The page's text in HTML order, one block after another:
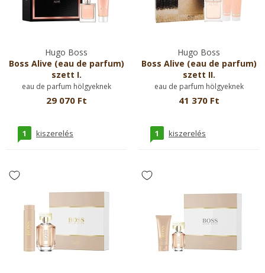
Hugo Boss
Boss Alive (eau de parfum)
szett I.
eau de parfum hölgyeknek
29 070 Ft
1 kiszerelés
Hugo Boss
Boss Alive (eau de parfum)
szett II.
eau de parfum hölgyeknek
41 370 Ft
1 kiszerelés